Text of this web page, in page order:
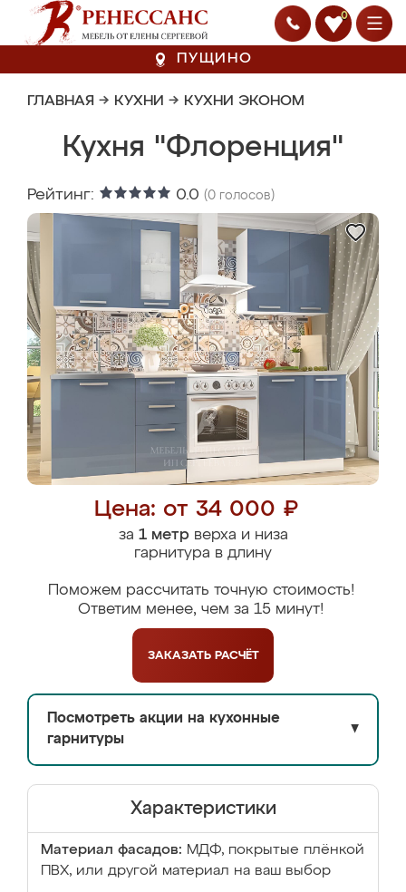
0
ПУЩИНО
ГЛАВНАЯ → КУХНИ → КУХНИ ЭКОНОМ
Кухня "Флоренция"
Рейтинг: 0.0 (0 голосов)
Цена: от 34 000 ₽
за 1 метрверха и низа
гарнитура в длину
Поможем рассчитать точную стоимость!
Ответим менее, чем за 15 минут!
ЗАКАЗАТЬ РАСЧЁТ
Посмотреть акции на кухонные
гарнитуры
▼
Характеристики
Материал фасадов: МДФ, покрытые плёнкой
ПВХ, или другой материал на ваш выбор